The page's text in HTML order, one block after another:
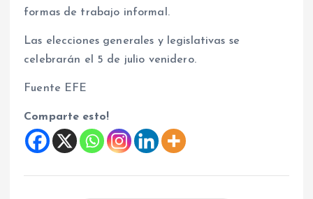
formas de trabajo informal.
Las elecciones generales y legislativas se
celebrarán el 5 de julio venidero.
Fuente EFE
Comparte esto!